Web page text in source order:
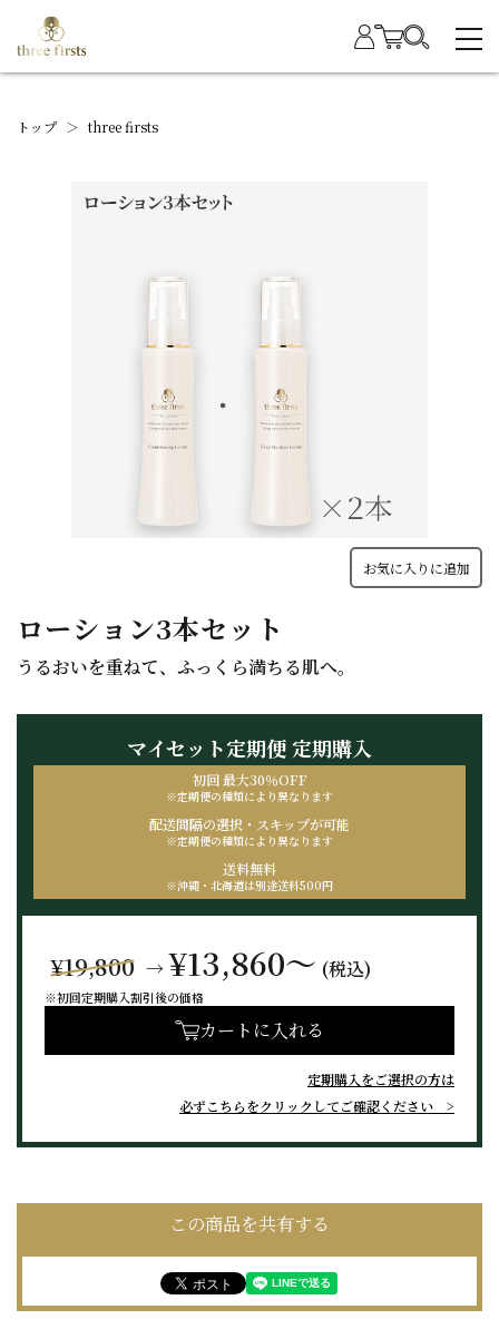
トップ ＞ three firsts
お気に入りに追加
ローション3本セット
うるおいを重ねて、ふっくら満ちる肌へ。
マイセット定期便定期購入
初回 最大30％OFF
※定期便の種類により異なります
配送間隔の選択・ スキップが可能
※定期便の種類により異なります
送料無料
※沖縄・北海道は別途送料500円
¥19,800 → ¥13,860～ (税込)
※初回定期購入割引後の価格
カートに入れる
定期購入をご選択の方は
必ずこちらをクリックしてご確認ください
この商品を共有する